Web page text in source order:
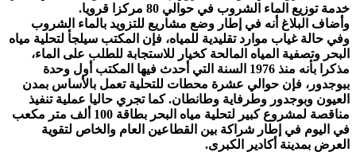
خدمة توزيع الماء الشروب في حوالي 80 مركزا قرويا.
وأضاف البلاغ أنه في إطار وضع مشاريع للتزويد بالماء الشروب
وفي حالة غياب موارد تقليدية للمياه، فإن المكتب سيلجأ لتحلية مياه
البحر وتصفية المياه المالحة كخيار للاستجابة للطلب على الماء،
مذكرا بأنه منذ 1976 السنة التي أحدث فيها المكتب أول وحدة
ببوجدور، فإن حوالي عشرة محطات للتحلية تعمل بالأساس بمدن
العيون وبوجدور وطرفاية وطانطان. كما تجري حاليا عملية تنفيذ
مناقصة لمشروع كبير لتحلية مياه البحر بطاقة 100 ألف متر مكعب
في اليوم في إطار شراكة بين القطاعين العام والخاص لتقوية
العرض بمدينة أكادير الكبرى.